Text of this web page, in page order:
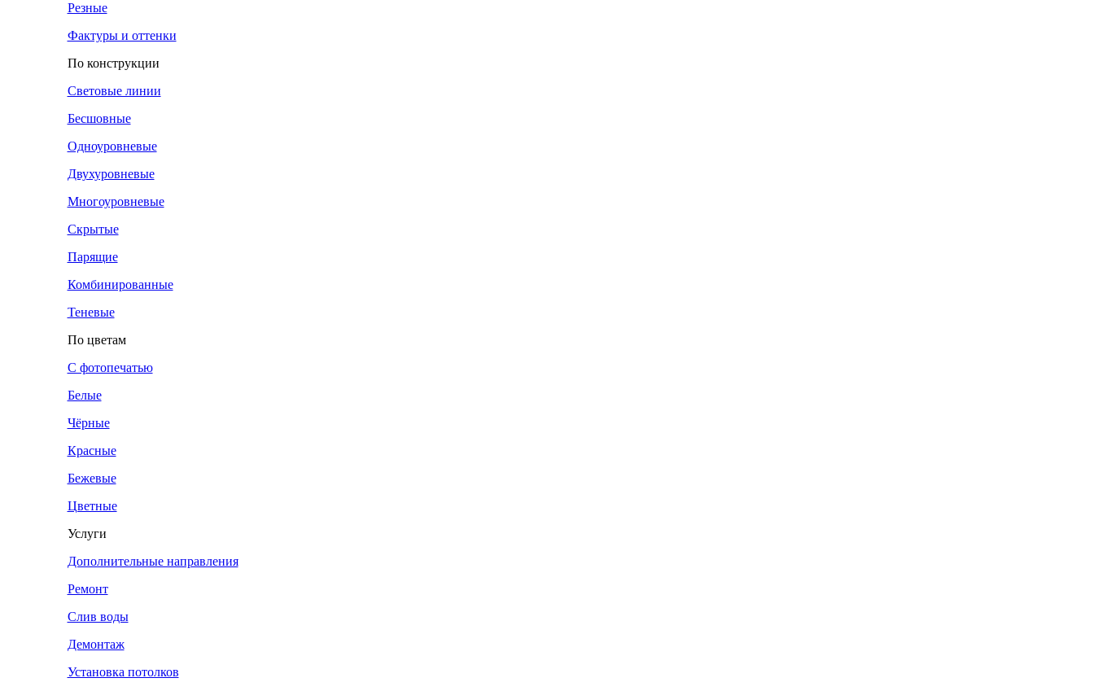
Резные
Фактуры и оттенки
По конструкции
Световые линии
Бесшовные
Одноуровневые
Двухуровневые
Многоуровневые
Скрытые
Парящие
Комбинированные
Теневые
По цветам
С фотопечатью
Белые
Чёрные
Красные
Бежевые
Цветные
Услуги
Дополнительные направления
Ремонт
Слив воды
Демонтаж
Установка потолков